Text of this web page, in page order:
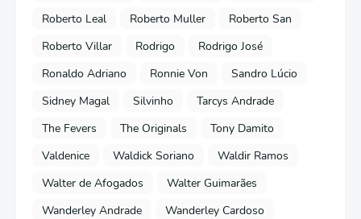
Roberto Leal
Roberto Muller
Roberto San
Roberto Villar
Rodrigo
Rodrigo José
Ronaldo Adriano
Ronnie Von
Sandro Lúcio
Sidney Magal
Silvinho
Tarcys Andrade
The Fevers
The Originals
Tony Damito
Valdenice
Waldick Soriano
Waldir Ramos
Walter de Afogados
Walter Guimarães
Wanderley Andrade
Wanderley Cardoso